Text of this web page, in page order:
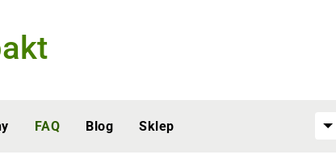
FAQ Blog Sklep